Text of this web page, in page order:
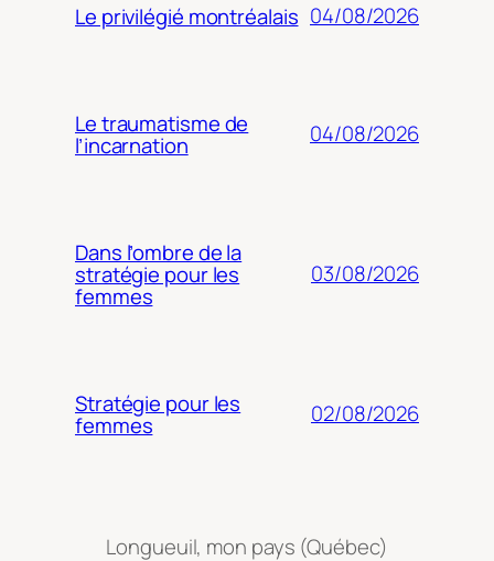
Le privilégié montréalais 04/08/2026
Le traumatisme de
l’incarnation 04/08/2026
Dans l’ombre de la
stratégie pour les
femmes
03/08/2026
Stratégie pour les
femmes 02/08/2026
Longueuil, mon pays (Québec)